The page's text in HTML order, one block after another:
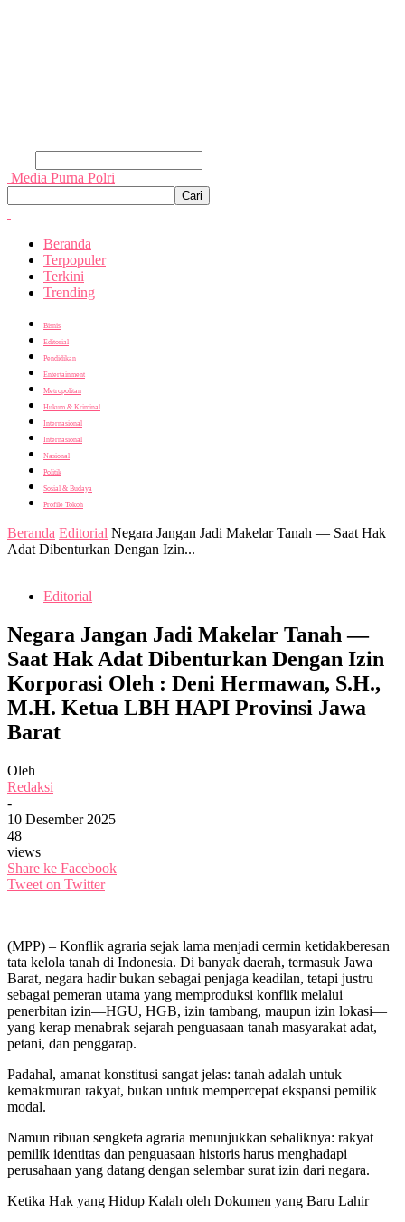
Media Purna Polri
Beranda
Terpopuler
Terkini
Trending
Bisnis
Editorial
Pendidikan
Entertainment
Metropolitan
Hukum & Kriminal
Internasional
Internasional
Nasional
Politik
Sosial & Budaya
Profile Tokoh
Beranda Editorial Negara Jangan Jadi Makelar Tanah — Saat Hak
Adat Dibenturkan Dengan Izin...
Editorial
Negara Jangan Jadi Makelar Tanah —
Saat Hak Adat Dibenturkan Dengan Izin
Korporasi Oleh : Deni Hermawan, S.H.,
M.H. Ketua LBH HAPI Provinsi Jawa
Barat
Oleh
Redaksi
-
10 Desember 2025
48
views
Share ke Facebook
Tweet on Twitter
(MPP) – Konflik agraria sejak lama menjadi cermin ketidakberesan
tata kelola tanah di Indonesia. Di banyak daerah, termasuk Jawa
Barat, negara hadir bukan sebagai penjaga keadilan, tetapi justru
sebagai pemeran utama yang memproduksi konflik melalui
penerbitan izin—HGU, HGB, izin tambang, maupun izin lokasi—
yang kerap menabrak sejarah penguasaan tanah masyarakat adat,
petani, dan penggarap.
Padahal, amanat konstitusi sangat jelas: tanah adalah untuk
kemakmuran rakyat, bukan untuk mempercepat ekspansi pemilik
modal.
Namun ribuan sengketa agraria menunjukkan sebaliknya: rakyat
pemilik identitas dan penguasaan historis harus menghadapi
perusahaan yang datang dengan selembar surat izin dari negara.
Ketika Hak yang Hidup Kalah oleh Dokumen yang Baru Lahir